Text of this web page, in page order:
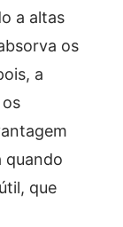
a altas
os
a
quando
que